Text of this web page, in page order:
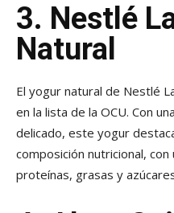
3. Nestlé
Natural
El yogur natural de Nestlé
en la lista de la OCU. Con
delicado, este yogur
composición nutricional,
proteínas, grasas y